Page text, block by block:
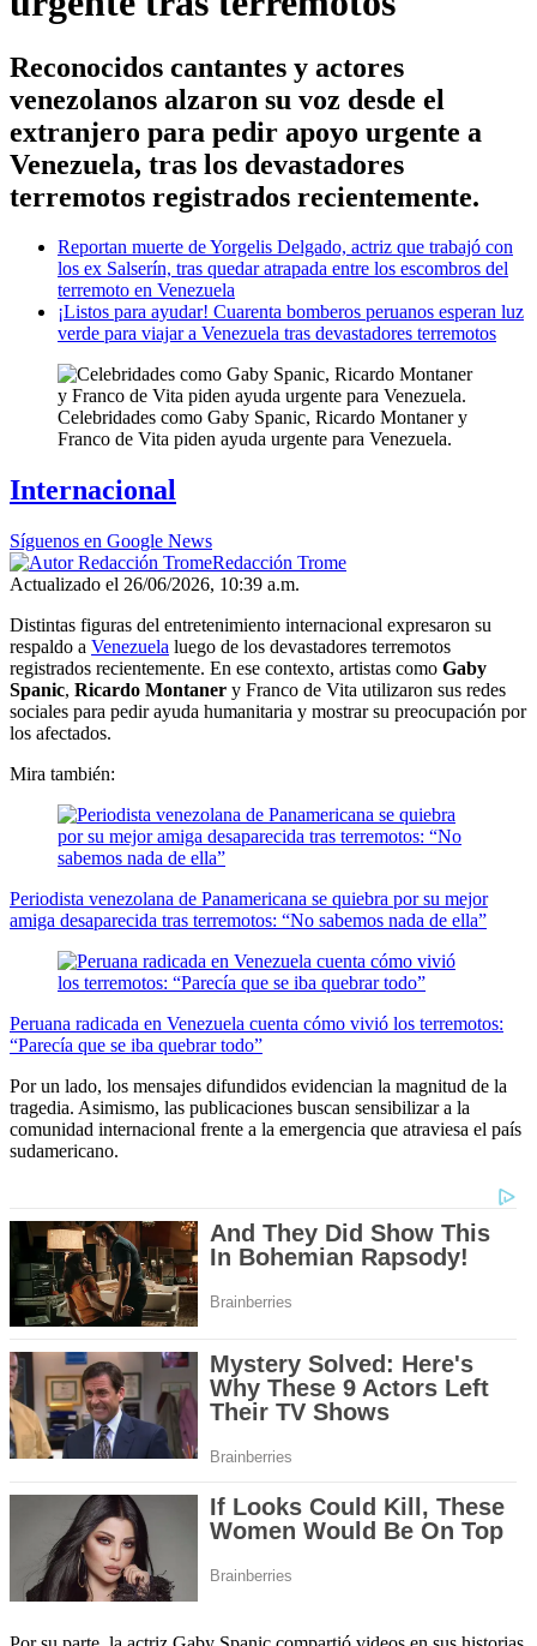
Reconocidos cantantes y actores
venezolanos alzaron su voz desde el
extranjero para pedir apoyo urgente a
Venezuela, tras los devastadores
terremotos registrados recientemente.
Reportan muerte de Yorgelis Delgado, actriz que trabajó con
los ex Salserín, tras quedar atrapada entre los escombros del
terremoto en Venezuela
¡Listos para ayudar! Cuarenta bomberos peruanos esperan luz
verde para viajar a Venezuela tras devastadores terremotos
Celebridades como Gaby Spanic, Ricardo Montaner y
Franco de Vita piden ayuda urgente para Venezuela.
Internacional
Síguenos en Google News
Redacción Trome
Actualizado el 26/06/2026, 10:39 a.m.
Distintas figuras del entretenimiento internacional expresaron su
respaldo a Venezuela luego de los devastadores terremotos
registrados recientemente. En ese contexto, artistas como Gaby
Spanic, Ricardo Montaner y Franco de Vita utilizaron sus redes
sociales para pedir ayuda humanitaria y mostrar su preocupación por
los afectados.
Mira también:
Periodista venezolana de Panamericana se quiebra por su mejor
amiga desaparecida tras terremotos: “No sabemos nada de ella”
Peruana radicada en Venezuela cuenta cómo vivió los terremotos:
“Parecía que se iba quebrar todo”
Por un lado, los mensajes difundidos evidencian la magnitud de la
tragedia. Asimismo, las publicaciones buscan sensibilizar a la
comunidad internacional frente a la emergencia que atraviesa el país
sudamericano.